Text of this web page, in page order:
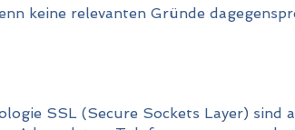
keine relevanten Gründe
SSL (Secure Sockets Layer) sind